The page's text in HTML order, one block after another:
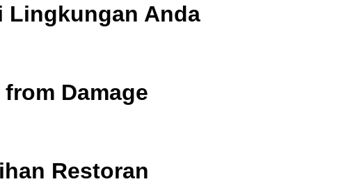
Lingkungan Anda
Damage
Restoran